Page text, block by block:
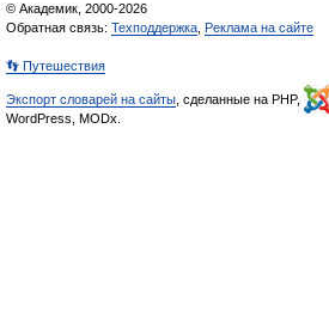
© Академик, 2000-2026
Обратная связь: Техподдержка Реклама на сайте
👣 Путешествия
Экспорт словарей на сайты , сделанные на PHP,
WordPress, MODx.